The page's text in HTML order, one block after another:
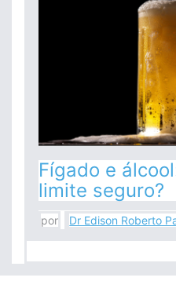
Fígado e
limite seguro?
por Dr Edison Roberto